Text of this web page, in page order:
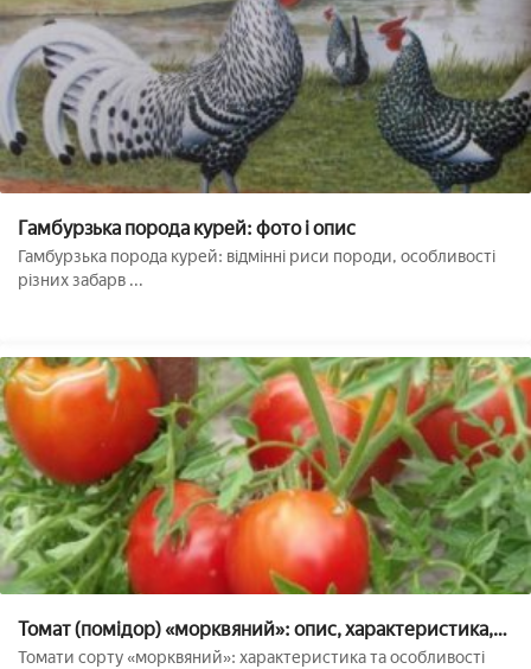
Гамбурзька порода курей: фото і опис
Гамбурзька порода курей: відмінні риси породи, особливості
різних забарв ...
Томат (помідор) «морквяний»: опис, характеристика,
особливості вирощування
Томати сорту «морквяний»: характеристика та особливості